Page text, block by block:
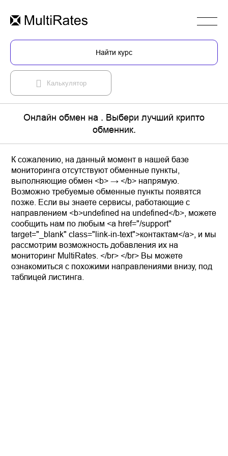
Найти курс
Калькулятор
Онлайн обмен на . Выбери лучший крипто
обменник.
К сожалению, на данный момент в нашей базе
мониторинга отсутствуют обменные пункты,
выполняющие обмен <b> → </b> напрямую.
Возможно требуемые обменные пункты появятся
позже. Если вы знаете сервисы, работающие с
направлением <b>undefined на undefined</b>, можете
сообщить нам по любым <a href="/support"
target="_blank" class="link-in-text">контактам</a>, и мы
рассмотрим возможность добавления их на
мониторинг MultiRates. </br> </br> Вы можете
ознакомиться с похожими направлениями внизу, под
таблицей листинга.